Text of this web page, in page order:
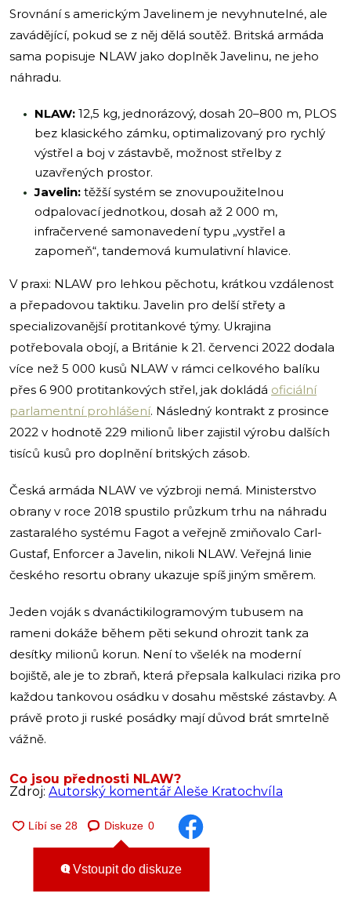
Srovnání s americkým Javelinem je nevyhnutelné, ale
zavádějící, pokud se z něj dělá soutěž. Britská armáda
sama popisuje NLAW jako doplněk Javelinu, ne jeho
náhradu.
NLAW: 12,5 kg, jednorázový, dosah 20–800 m, PLOS
bez klasického zámku, optimalizovaný pro rychlý
výstřel a boj v zástavbě, možnost střelby z
uzavřených prostor.
Javelin: těžší systém se znovupoužitelnou
odpalovací jednotkou, dosah až 2 000 m,
infračervené samonavedení typu „vystřel a
zapomeň“, tandemová kumulativní hlavice.
V praxi: NLAW pro lehkou pěchotu, krátkou vzdálenost
a přepadovou taktiku. Javelin pro delší střety a
specializovanější protitankové týmy. Ukrajina
potřebovala obojí, a Británie k 21. červenci 2022 dodala
více než 5 000 kusů NLAW v rámci celkového balíku
přes 6 900 protitankových střel, jak dokládá oficiální
parlamentní prohlášení. Následný kontrakt z prosince
2022 v hodnotě 229 milionů liber zajistil výrobu dalších
tisíců kusů pro doplnění britských zásob.
Česká armáda NLAW ve výzbroji nemá. Ministerstvo
obrany v roce 2018 spustilo průzkum trhu na náhradu
zastaralého systému Fagot a veřejně zmiňovalo Carl-
Gustaf, Enforcer a Javelin, nikoli NLAW. Veřejná linie
českého resortu obrany ukazuje spíš jiným směrem.
Jeden voják s dvanáctikilogramovým tubusem na
rameni dokáže během pěti sekund ohrozit tank za
desítky milionů korun. Není to všelék na moderní
bojiště, ale je to zbraň, která přepsala kalkulaci rizika pro
každou tankovou osádku v dosahu městské zástavby. A
právě proto ji ruské posádky mají důvod brát smrtelně
vážně.
Co jsou přednosti NLAW?
Zdroj: Autorský komentář Aleše Kratochvíla
Diskuze 0
Vstoupit do diskuze